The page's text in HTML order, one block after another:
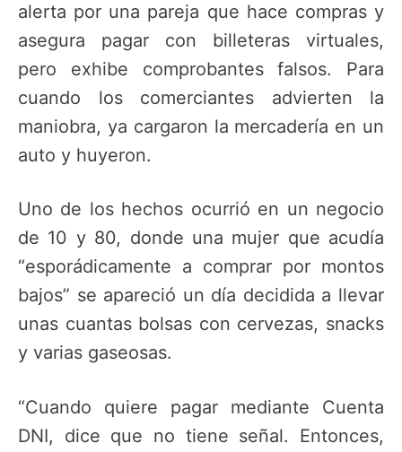
alerta por una pareja que hace compras y
asegura pagar con billeteras virtuales,
pero exhibe comprobantes falsos. Para
cuando los comerciantes advierten la
maniobra, ya cargaron la mercadería en un
auto y huyeron.
Uno de los hechos ocurrió en un negocio
de 10 y 80, donde una mujer que acudía
“esporádicamente a comprar por montos
bajos” se apareció un día decidida a llevar
unas cuantas bolsas con cervezas, snacks
y varias gaseosas.
“Cuando quiere pagar mediante Cuenta
DNI, dice que no tiene señal. Entonces,